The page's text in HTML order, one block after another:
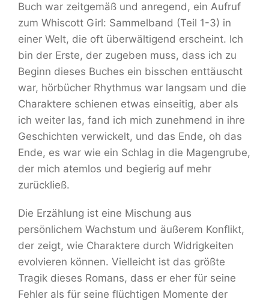
Buch war zeitgemäß und anregend, ein Aufruf
zum Whiscott Girl: Sammelband (Teil 1-3) in
einer Welt, die oft überwältigend erscheint. Ich
bin der Erste, der zugeben muss, dass ich zu
Beginn dieses Buches ein bisschen enttäuscht
war, hörbücher Rhythmus war langsam und die
Charaktere schienen etwas einseitig, aber als
ich weiter las, fand ich mich zunehmend in ihre
Geschichten verwickelt, und das Ende, oh das
Ende, es war wie ein Schlag in die Magengrube,
der mich atemlos und begierig auf mehr
zurückließ.
Die Erzählung ist eine Mischung aus
persönlichem Wachstum und äußerem Konflikt,
der zeigt, wie Charaktere durch Widrigkeiten
evolvieren können. Vielleicht ist das größte
Tragik dieses Romans, dass er eher für seine
Fehler als für seine flüchtigen Momente der